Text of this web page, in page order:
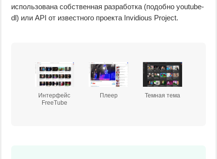
использована собственная разработка (подобно youtube-
dl) или API от известного проекта Invidious Project.
Интерфейс
FreeTube
Плеер Темная тема